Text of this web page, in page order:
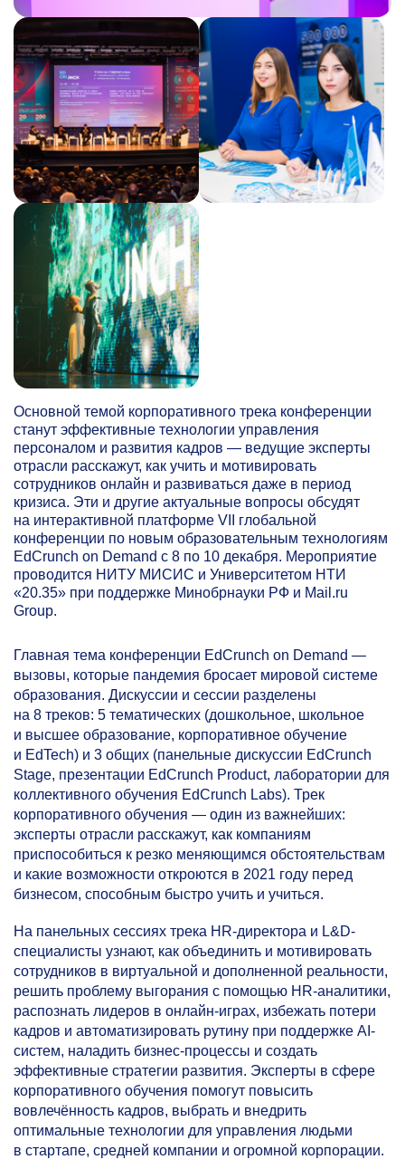
Основной темой корпоративного трека конференции
станут эффективные технологии управления
персоналом и развития кадров — ведущие эксперты
отрасли расскажут, как учить и мотивировать
сотрудников онлайн и развиваться даже в период
кризиса. Эти и другие актуальные вопросы обсудят
на интерактивной платформе VII глобальной
конференции по новым образовательным технологиям
EdCrunch on Demand с 8 по 10 декабря. Мероприятие
проводится НИТУ МИСИС и Университетом НТИ
«20.35» при поддержке Минобрнауки РФ и Mail.ru
Group.
Главная тема конференции EdCrunch on Demand —
вызовы, которые пандемия бросает мировой системе
образования. Дискуссии и сессии разделены
на 8 треков: 5 тематических (дошкольное, школьное
и высшее образование, корпоративное обучение
и EdTech) и 3 общих (панельные дискуссии EdCrunch
Stage, презентации EdCrunch Product, лаборатории для
коллективного обучения EdCrunch Labs). Трек
корпоративного обучения — один из важнейших:
эксперты отрасли расскажут, как компаниям
приспособиться к резко меняющимся обстоятельствам
и какие возможности откроются в 2021 году перед
бизнесом, способным быстро учить и учиться.
На панельных сессиях трека HR-директора и L&D-
специалисты узнают, как объединить и мотивировать
сотрудников в виртуальной и дополненной реальности,
решить проблему выгорания с помощью HR-аналитики,
распознать лидеров в онлайн-играх, избежать потери
кадров и автоматизировать рутину при поддержке AI-
систем, наладить бизнес-процессы и создать
эффективные стратегии развития. Эксперты в сфере
корпоративного обучения помогут повысить
вовлечённость кадров, выбрать и внедрить
оптимальные технологии для управления людьми
в стартапе, средней компании и огромной корпорации.